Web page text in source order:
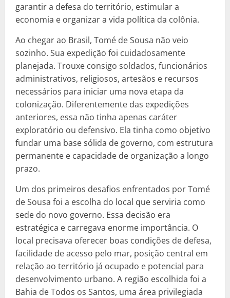
garantir a defesa do território, estimular a
economia e organizar a vida política da colônia.
Ao chegar ao Brasil, Tomé de Sousa não veio
sozinho. Sua expedição foi cuidadosamente
planejada. Trouxe consigo soldados, funcionários
administrativos, religiosos, artesãos e recursos
necessários para iniciar uma nova etapa da
colonização. Diferentemente das expedições
anteriores, essa não tinha apenas caráter
exploratório ou defensivo. Ela tinha como objetivo
fundar uma base sólida de governo, com estrutura
permanente e capacidade de organização a longo
prazo.
Um dos primeiros desafios enfrentados por Tomé
de Sousa foi a escolha do local que serviria como
sede do novo governo. Essa decisão era
estratégica e carregava enorme importância. O
local precisava oferecer boas condições de defesa,
facilidade de acesso pelo mar, posição central em
relação ao território já ocupado e potencial para
desenvolvimento urbano. A região escolhida foi a
Bahia de Todos os Santos, uma área privilegiada